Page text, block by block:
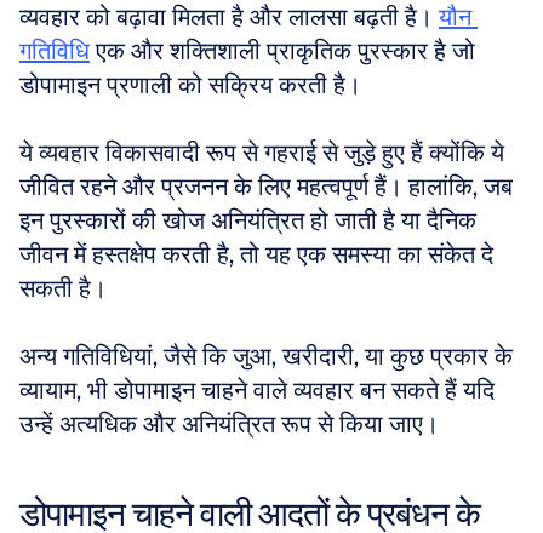
व्यवहार को बढ़ावा मिलता है और लालसा बढ़ती है। यौन
गतिविधि एक और शक्तिशाली प्राकृतिक पुरस्कार है जो
डोपामाइन प्रणाली को सक्रिय करती है।
ये व्यवहार विकासवादी रूप से गहराई से जुड़े हुए हैं क्योंकि ये
जीवित रहने और प्रजनन के लिए महत्वपूर्ण हैं। हालांकि, जब
इन पुरस्कारों की खोज अनियंत्रित हो जाती है या दैनिक
जीवन में हस्तक्षेप करती है, तो यह एक समस्या का संकेत दे
सकती है।
अन्य गतिविधियां, जैसे कि जुआ, खरीदारी, या कुछ प्रकार के
व्यायाम, भी डोपामाइन चाहने वाले व्यवहार बन सकते हैं यदि
उन्हें अत्यधिक और अनियंत्रित रूप से किया जाए।
डोपामाइन चाहने वाली आदतों के प्रबंधन के